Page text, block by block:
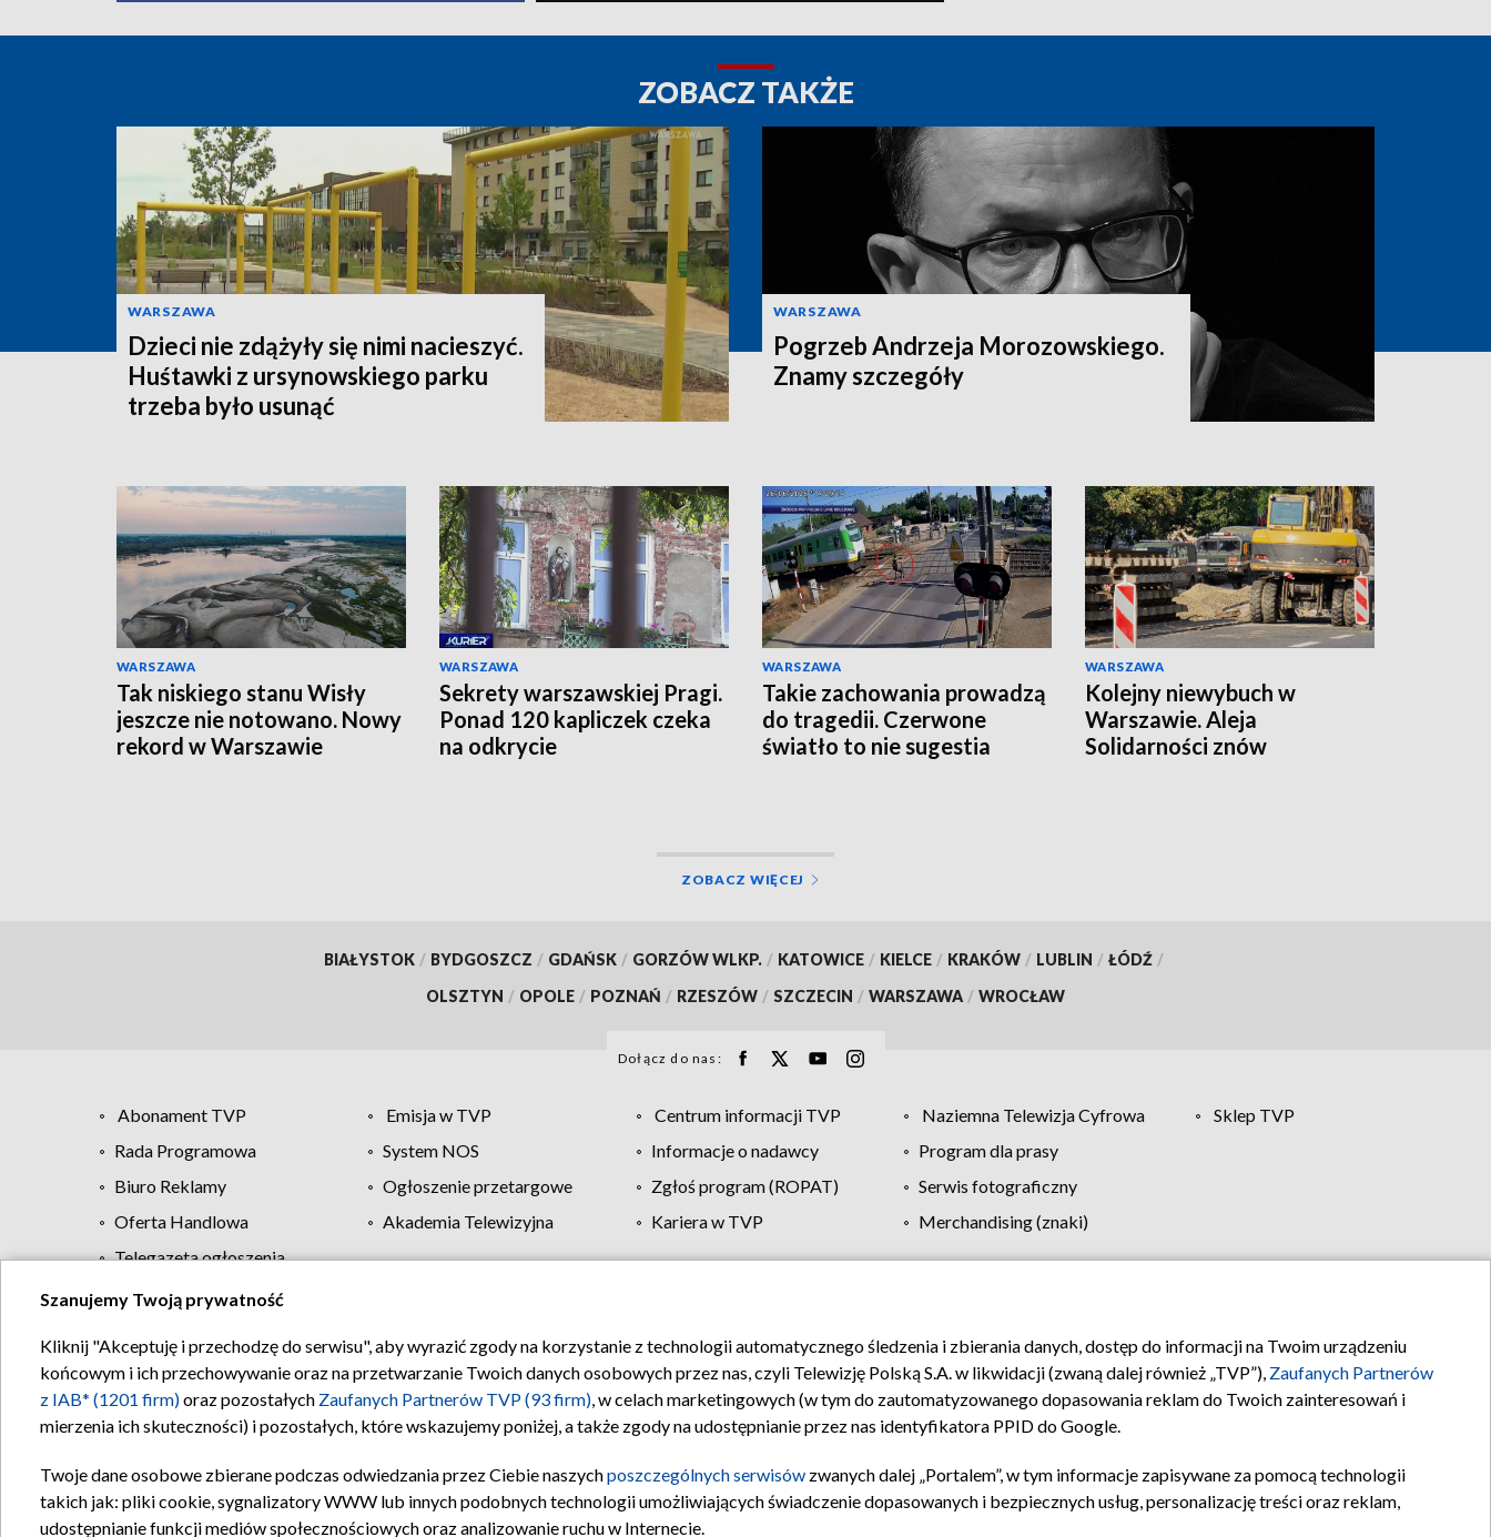
ZOBACZ TAKŻE
WARSZAWA
Dzieci nie zdążyły się nimi nacieszyć.
Huśtawki z ursynowskiego parku
trzeba było usunąć
WARSZAWA
Pogrzeb Andrzeja Morozowskiego.
Znamy szczegóły
WARSZAWA
Tak niskiego stanu Wisły
jeszcze nie notowano. Nowy
rekord w Warszawie
WARSZAWA
Sekrety warszawskiej Pragi.
Ponad 120 kapliczek czeka
na odkrycie
WARSZAWA
Takie zachowania prowadzą
do tragedii. Czerwone
światło to nie sugestia
WARSZAWA
Kolejny niewybuch w
Warszawie. Aleja
Solidarności znów
ZOBACZ WIĘCEJ
BIAŁYSTOK / BYDGOSZCZ / GDAŃSK / GORZÓW WLKP. / KATOWICE / KIELCE / KRAKÓW / LUBLIN / ŁÓDŹ /
OLSZTYN / OPOLE / POZNAŃ / RZESZÓW / SZCZECIN / WARSZAWA / WROCŁAW
Dołącz do nas:
Abonament TVP Emisja w TVP Centrum informacji TVP Naziemna Telewizja Cyfrowa
Sklep TVP
Rada Programowa
System NOS Informacje o nadawcy
Program dla prasy
Biuro Reklamy
Ogłoszenie przetargowe Zgłoś program (ROPAT)
Serwis fotograficzny
Oferta Handlowa
Akademia Telewizyjna Kariera w TVP
Merchandising (znaki)
Telegazeta ogłoszenia
Regulamin TVP Polityka prywatności Moje zgody Pomoc Biuro reklamy Kontakt
Szanujemy Twoją prywatność
Kliknij "Akceptuję i przechodzę do serwisu", aby wyrazić zgody na korzystanie z technologii automatycznego śledzenia i zbierania danych, dostęp do informacji na Twoim urządzeniu
końcowym i ich przechowywanie oraz na przetwarzanie Twoich danych osobowych przez nas, czyli Telewizję Polską S.A. w likwidacji (zwaną dalej również „TVP”), Zaufanych Partnerów
z IAB* (1201 firm)oraz pozostałych Zaufanych Partnerów TVP (93 firm), w celach marketingowych (w tym do zautomatyzowanego dopasowania reklam do Twoich zainteresowań i
mierzenia ich skuteczności) i pozostałych, które wskazujemy poniżej, a także zgody na udostępnianie przez nas identyfikatora PPID do Google.
Twoje dane osobowe zbierane podczas odwiedzania przez Ciebie naszychposzczególnych serwisów zwanych dalej „Portalem”, w tym informacje zapisywane za pomocą technologii
takich jak: pliki cookie, sygnalizatory WWW lub innych podobnych technologii umożliwiających świadczenie dopasowanych i bezpiecznych usług, personalizację treści oraz reklam,
udostępnianie funkcji mediów społecznościowych oraz analizowanie ruchu w Internecie.